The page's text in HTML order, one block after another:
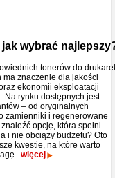
wybrać
tonerów do
ma znaczenie dla jakości
ekonomii eksploatacji
Na rynku dostępnych jest
– od oryginalnych
zamienniki i regenerowane
opcję, która spełni
i nie obciąży budżetu? Oto
kwestie, na które warto
więcej